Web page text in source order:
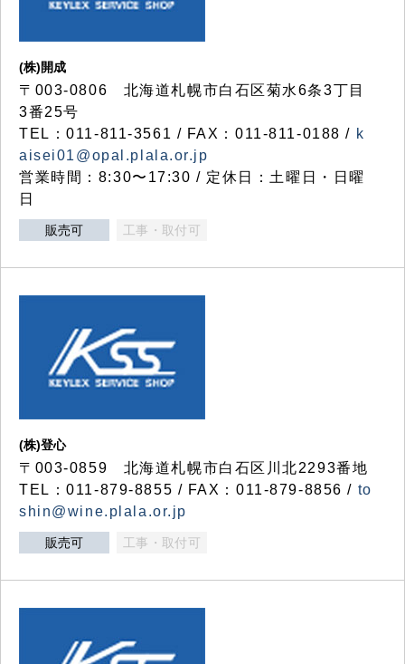
(株)開成
〒003-0806 北海道札幌市白石区菊水6条3丁目
3番25号
TEL：011-811-3561 / FAX：011-811-0188 / k
aisei01@opal.plala.or.jp
営業時間：8:30〜17:30 / 定休日：土曜日・日曜
日
販売可 工事・取付可
(株)登心
〒003-0859 北海道札幌市白石区川北2293番地
TEL：011-879-8855 / FAX：011-879-8856 / to
shin@wine.plala.or.jp
販売可 工事・取付可